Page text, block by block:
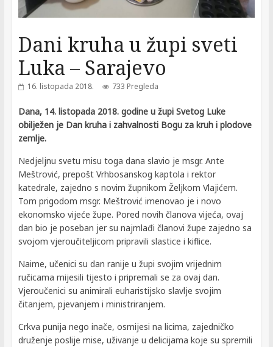
Dani kruha u župi sveti
Luka – Sarajevo
16. listopada 2018. 733 Pregleda
Dana, 14. listopada 2018. godine u župi Svetog Luke
obilježen je Dan kruha i zahvalnosti Bogu za kruh i plodove
zemlje.
Nedjeljnu svetu misu toga dana slavio je msgr. Ante
Meštrović, prepošt Vrhbosanskog kaptola i rektor
katedrale, zajedno s novim župnikom Željkom Vlajićem.
Tom prigodom msgr. Meštrović imenovao je i novo
ekonomsko vijeće župe. Pored novih članova vijeća, ovaj
dan bio je poseban jer su najmlađi članovi župe zajedno sa
svojom vjeroučiteljicom pripravili slastice i kiflice.
Naime, učenici su dan ranije u župi svojim vrijednim
ručicama mijesili tijesto i pripremali se za ovaj dan.
Vjeroučenici su animirali euharistijsko slavlje svojim
čitanjem, pjevanjem i ministriranjem.
Crkva punija nego inače, osmijesi na licima, zajedničko
druženje poslije mise, uživanje u delicijama koje su spremili